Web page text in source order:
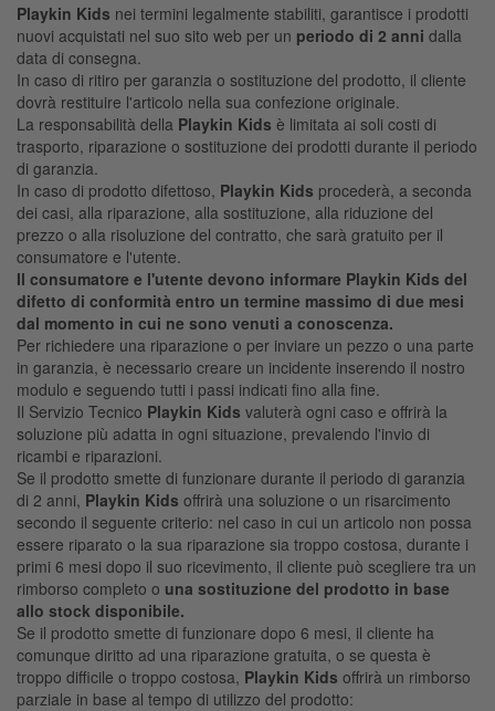
Playkin Kids nei termini legalmente stabiliti, garantisce i prodotti
nuovi acquistati nel suo sito web per un periodo di 2 anni dalla
data di consegna.
In caso di ritiro per garanzia o sostituzione del prodotto, il cliente
dovrà restituire l'articolo nella sua confezione originale.
La responsabilità della Playkin Kids è limitata ai soli costi di
trasporto, riparazione o sostituzione dei prodotti durante il periodo
di garanzia.
In caso di prodotto difettoso, Playkin Kids procederà, a seconda
dei casi, alla riparazione, alla sostituzione, alla riduzione del
prezzo o alla risoluzione del contratto, che sarà gratuito per il
consumatore e l'utente.
Il consumatore e l'utente devono informare Playkin Kids del
difetto di conformità entro un termine massimo di due mesi
dal momento in cui ne sono venuti a conoscenza.
Per richiedere una riparazione o per inviare un pezzo o una parte
in garanzia, è necessario creare un incidente inserendo il nostro
modulo e seguendo tutti i passi indicati fino alla fine.
Il Servizio Tecnico Playkin Kids valuterà ogni caso e offrirà la
soluzione più adatta in ogni situazione, prevalendo l'invio di
ricambi e riparazioni.
Se il prodotto smette di funzionare durante il periodo di garanzia
di 2 anni, Playkin Kids offrirà una soluzione o un risarcimento
secondo il seguente criterio: nel caso in cui un articolo non possa
essere riparato o la sua riparazione sia troppo costosa, durante i
primi 6 mesi dopo il suo ricevimento, il cliente può scegliere tra un
rimborso completo o una sostituzione del prodotto in base
allo stock disponibile.
Se il prodotto smette di funzionare dopo 6 mesi, il cliente ha
comunque diritto ad una riparazione gratuita, o se questa è
troppo difficile o troppo costosa, Playkin Kids offrirà un rimborso
parziale in base al tempo di utilizzo del prodotto: